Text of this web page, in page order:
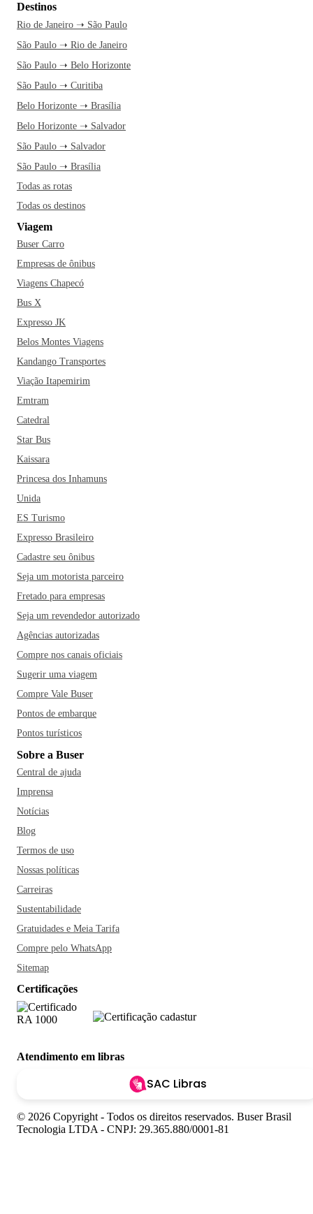
Destinos
Rio de Janeiro ➝ São Paulo
São Paulo ➝ Rio de Janeiro
São Paulo ➝ Belo Horizonte
São Paulo ➝ Curitiba
Belo Horizonte ➝ Brasília
Belo Horizonte ➝ Salvador
São Paulo ➝ Salvador
São Paulo ➝ Brasília
Todas as rotas
Todas os destinos
Viagem
Buser Carro
Empresas de ônibus
Viagens Chapecó
Bus X
Expresso JK
Belos Montes Viagens
Kandango Transportes
Viação Itapemirim
Emtram
Catedral
Star Bus
Kaissara
Princesa dos Inhamuns
Unida
ES Turismo
Expresso Brasileiro
Cadastre seu ônibus
Seja um motorista parceiro
Fretado para empresas
Seja um revendedor autorizado
Agências autorizadas
Compre nos canais oficiais
Sugerir uma viagem
Compre Vale Buser
Pontos de embarque
Pontos turísticos
Sobre a Buser
Central de ajuda
Imprensa
Notícias
Blog
Termos de uso
Nossas políticas
Carreiras
Sustentabilidade
Gratuidades e Meia Tarifa
Compre pelo WhatsApp
Sitemap
Certificações
Atendimento em libras
SAC Libras
© 2026 Copyright - Todos os direitos reservados. Buser Brasil
Tecnologia LTDA - CNPJ: 29.365.880/0001-81